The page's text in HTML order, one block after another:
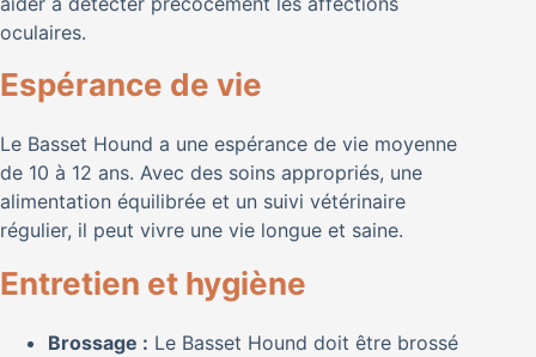
oculaires.
Espérance de vie
Le Basset Hound a une espérance de vie moyenne
de 10 à 12 ans. Avec des soins appropriés, une
alimentation équilibrée et un suivi vétérinaire
régulier, il peut vivre une vie longue et saine.
Entretien et hygiène
Brossage : Le Basset Hound doit être brossé